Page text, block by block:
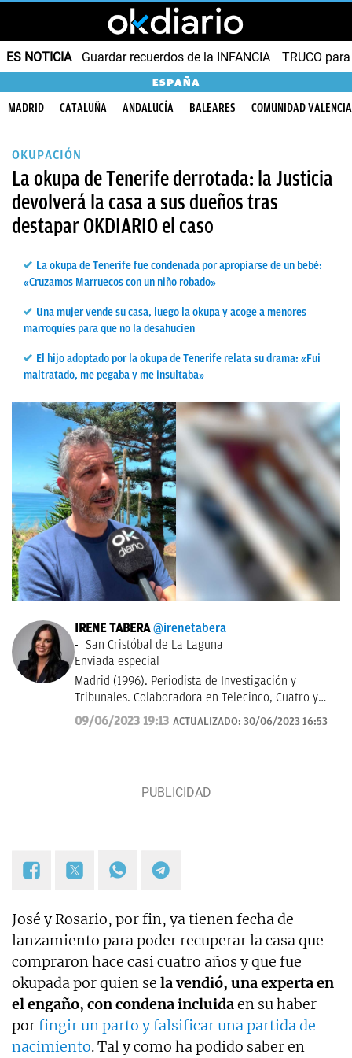
ES NOTICIA Guardar recuerdos de la INFANCIA TRUCO
ESPAÑA
MADRID CATALUÑA ANDALUCÍA BALEARES COMUNIDAD
OKUPACIÓN
La okupa de Tenerife derrotada: la Justicia
devolverá la casa a sus dueños tras
destapar OKDIARIO el caso
La okupa de Tenerife fue condenada por apropiarse de un bebé:
«Cruzamos Marruecos con un niño robado»
Una mujer vende su casa, luego la okupa y acoge a menores
marroquíes para que no la desahucien
El hijo adoptado por la okupa de Tenerife relata su drama: «Fui
maltratado, me pegaba y me insultaba»
IRENE TABERA @irenetabera
San Cristóbal de La Laguna
Enviada especial
Madrid (1996). Periodista de Investigación y
Tribunales. Colaboradora en Telecinco, Cuatro y
Telemadrid. Graduada en Periodismo por la
Universidad Complutense de Madrid y máster en
09/06/2023 19:13 ACTUALIZADO: 30/06/2023 16:53
José y Rosario, por fin, ya tienen fecha de
lanzamiento para poder recuperar la casa que
compraron hace casi cuatro años y que fue
okupada por quien se la vendió, una experta en
el engaño, con condena incluidaen su haber
porfingir un parto y falsificar una partida de
nacimiento. Tal y como ha podido saber en